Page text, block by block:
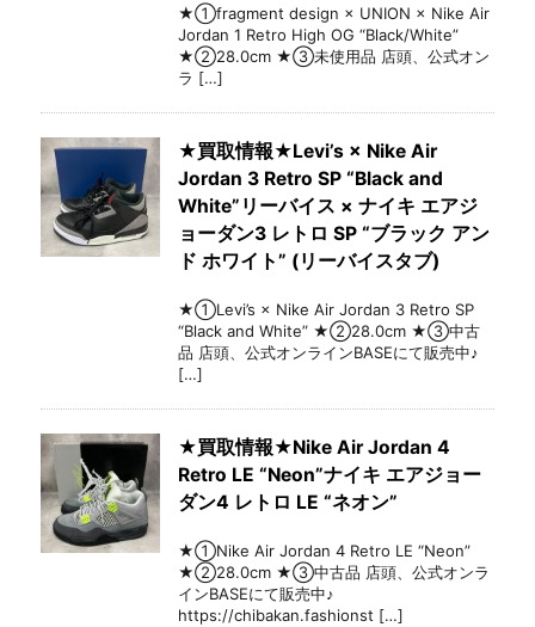
★①fragment design × UNION × Nike Air
Jordan 1 Retro High OG “Black/White”
★②28.0cm ★③未使用品 店頭、公式オン
ラ […]
★買取情報★Levi’s × Nike Air
Jordan 3 Retro SP “Black and
White”リーバイス × ナイキ エアジ
ョーダン3 レトロ SP “ブラック アン
ド ホワイト” (リーバイスタブ)
★①Levi’s × Nike Air Jordan 3 Retro SP
“Black and White” ★②28.0cm ★③中古
品 店頭、公式オンラインBASEにて販売中♪
[…]
★買取情報★Nike Air Jordan 4
Retro LE “Neon”ナイキ エアジョー
ダン4 レトロ LE “ネオン”
★①Nike Air Jordan 4 Retro LE “Neon”
★②28.0cm ★③中古品 店頭、公式オンラ
インBASEにて販売中♪
https://chibakan.fashionst […]